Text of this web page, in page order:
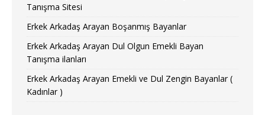
Tanışma Sitesi
Erkek Arkadaş Arayan Boşanmış Bayanlar
Erkek Arkadaş Arayan Dul Olgun Emekli Bayan
Tanışma ilanları
Erkek Arkadaş Arayan Emekli ve Dul Zengin Bayanlar (
Kadınlar )